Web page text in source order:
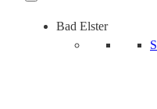
Bad Elster